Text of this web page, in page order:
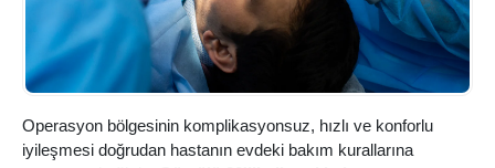
Operasyon bölgesinin komplikasyonsuz, hızlı ve konforlu
iyileşmesi doğrudan hastanın evdeki bakım kurallarına